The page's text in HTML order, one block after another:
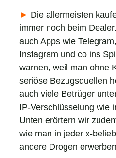
► Die allermeisten
immer noch beim
auch Apps wie
Instagram und co ins
warnen, weil man ohne
seriöse Bezugsquellen
auch viele Betrüger
IP-Verschlüsselung wie
Unten erörtern wir
wie man in jeder x-
andere Drogen